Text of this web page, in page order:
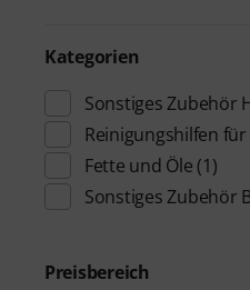
Kategorien
Sonstiges Zubehör
Reinigungshilfen
Fette und Öle (1)
Sonstiges Zubehör
Preisbereich